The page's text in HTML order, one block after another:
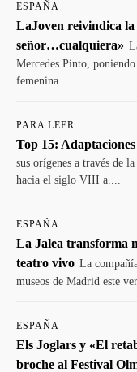
ESPAÑA
LaJoven reivindica
señor…cualquiera»
Mercedes Pinto,
femenina...
PARA LEER
Top 15:
sus orígenes a través de
hacia el siglo VIII a....
ESPAÑA
La Jalea transforma
teatro vivo La
museos de Madrid este
ESPAÑA
Els Joglars y «El
broche al Festival